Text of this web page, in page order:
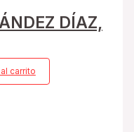
DÍAZ,
carrito